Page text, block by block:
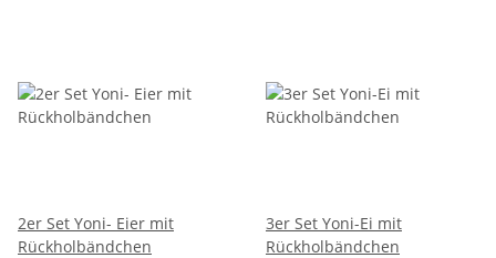
2er Set Yoni- Eier mit
Rückholbändchen
3er Set Yoni-Ei mit
Rückholbändchen